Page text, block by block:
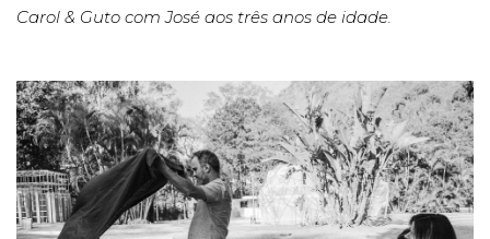
Carol & Guto com José aos três anos de idade.